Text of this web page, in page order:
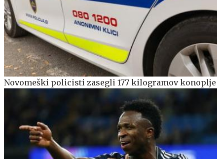
Novomeški policisti zasegli 177 kilogramov konoplje